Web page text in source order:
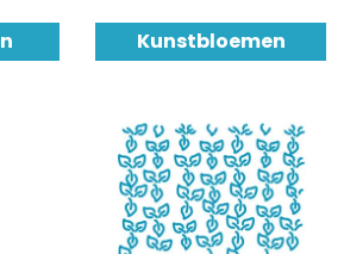
Kunstbloemen